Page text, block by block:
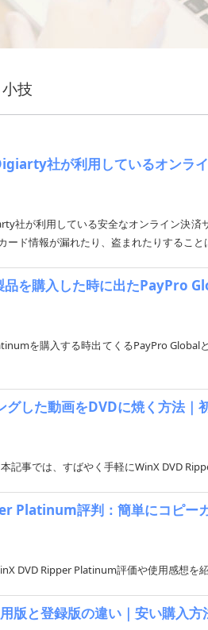
技
社が利用しているオンライ
社が利用している安全なオンライン決
ド情報が漏れたり、盗まれたりすること
を購入した時に出たPayPro
を購入する時出てくるPayPro
した動画をDVDに焼く方法｜
記事では、すばやく手軽にWinX DVD
Platinum評判：簡単にコピー
DVD Ripper Platinum評価や使用感想を
版と登録版の違い｜安い購入方